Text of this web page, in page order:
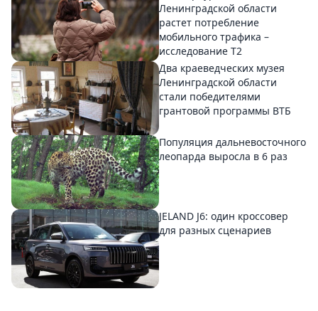
Ленинградской области
растет потребление
мобильного трафика –
исследование T2
Два краеведческих музея
Ленинградской области
стали победителями
грантовой программы ВТБ
Популяция дальневосточного
леопарда выросла в 6 раз
JELAND J6: один кроссовер
для разных сценариев